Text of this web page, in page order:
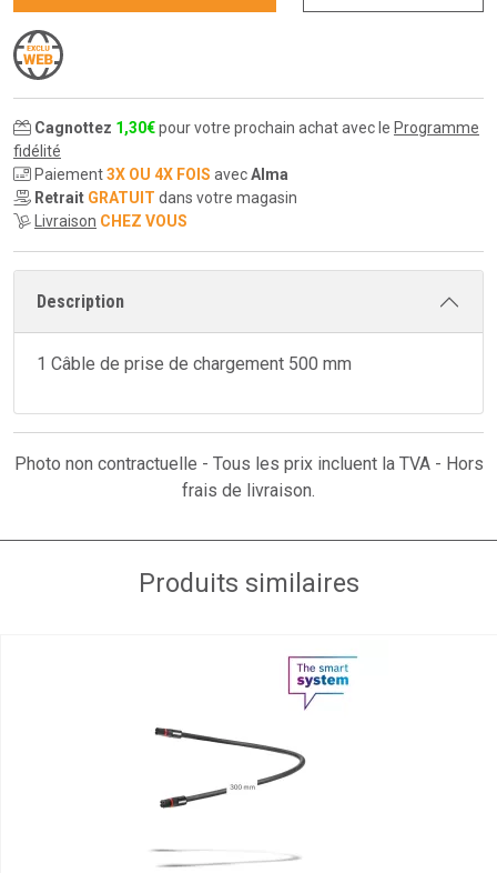
Cagnottez 1,30€pour votre prochain achat avec le Programme
fidélité
Paiement3X OU 4X FOIS avecAlma
Retrait GRATUIT dans votre magasin
Livraison CHEZ VOUS
Description
1 Câble de prise de chargement 500 mm
Photo non contractuelle - Tous les prix incluent la TVA - Hors
frais de livraison.
Produits similaires